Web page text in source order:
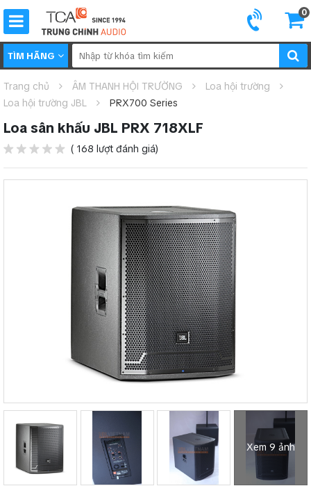
0
TÌM HÃNG
Trang chủ ÂM THANH HỘI TRƯỜNG
Loa hội trường
Loa hội trường JBL
PRX700 Series
Loa sân khấu JBL PRX 718XLF
( 168 lượt đánh giá)
Xem 9 ảnh